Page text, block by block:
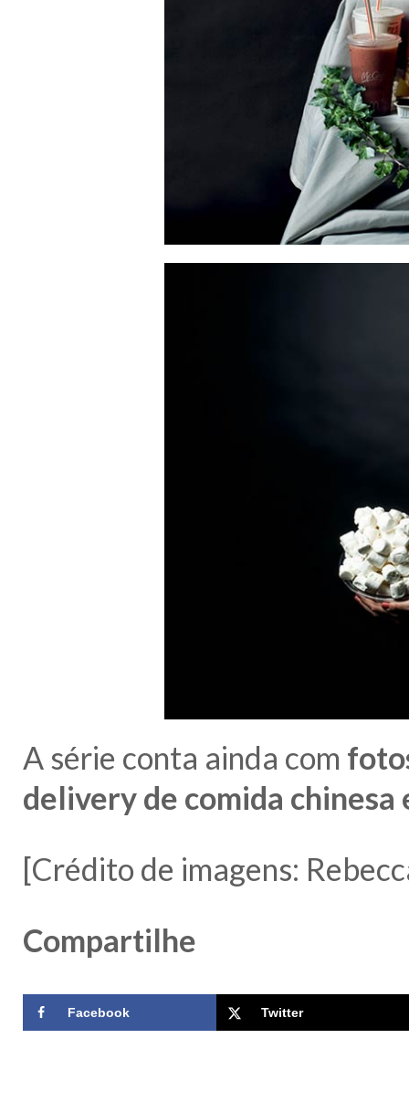
A série conta ainda com
delivery de comida chinesa
[Crédito de imagens:
Compartilhe
Facebook Twitter